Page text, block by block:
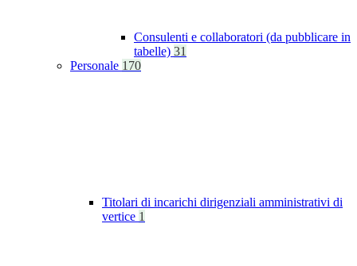
Consulenti e collaboratori (da pubblicare in
tabelle) 31
Personale 170
Titolari di incarichi dirigenziali amministrativi di
vertice 1